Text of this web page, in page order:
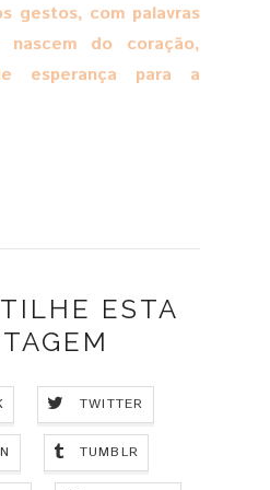
gestos, com palavras
do coração,
esperança para a
ESTA
TWITTER
TUMBLR